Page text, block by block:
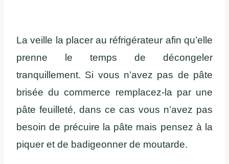
La veille la placer au réfrigérateur afin qu’elle
prenne le temps de décongeler
tranquillement. Si vous n’avez pas de pâte
brisée du commerce remplacez-la par une
pâte feuilleté, dans ce cas vous n’avez pas
besoin de précuire la pâte mais pensez à la
piquer et de badigeonner de moutarde.